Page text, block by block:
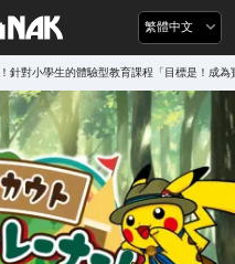
繁體中文
針對小學生的體驗型教育課程「目標是！成